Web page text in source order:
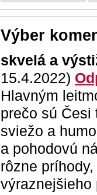
Výber
skvelá a
15.4.2022)
Hlavným
prečo sú
sviežo a
a pohodovú
rôzne
výraznejšieho